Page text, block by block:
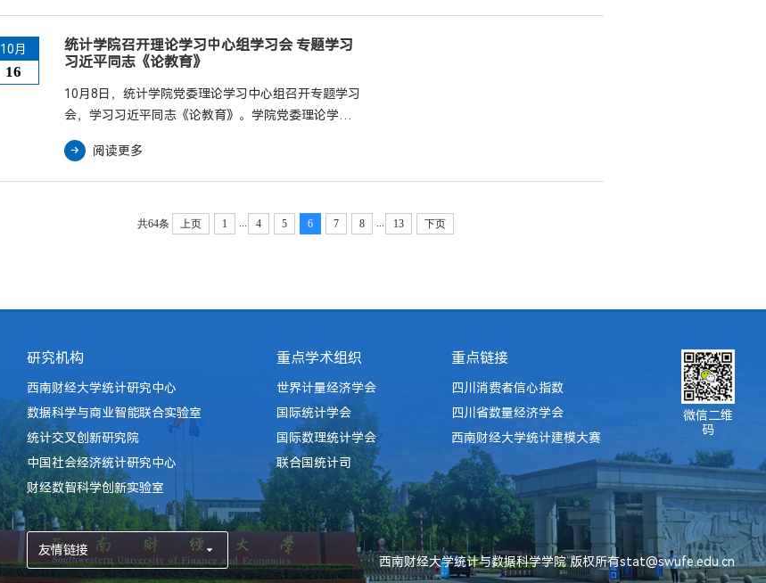
体学员参加了本次会议。首先，邹先云为党员发展对
象作主题为“明确使命，端正入党动机”的党课，他分
别从“党的性质宗旨”“党员具备条件”“党的初心使
定共产主义理想信念，增强责任意识，...
10月
16
统计学院召开理论学习中心组学习会 专题学习
习近平同志《论教育》
10月8日，统计学院党委理论学习中心组召开专题学习
会，学习习近平同志《论教育》。学院党委理论学习
发言。会议指出，习近平同志《论教育》在全国教育
大会胜利召开之际出版发行，具有特殊重要意义。我
彻习近平总书记重要讲话和全国教育大会精神，深刻
阅读更多
共64条 上页 1 4 5 6 7 8 13 下页
研究机构
西南财经大学统计研究中心
数据科学与商业智能联合实验室
统计交叉创新研究院
中国社会经济统计研究中心
财经数智科学创新实验室
重点学术组织
世界计量经济学会
国际统计学会
国际数理统计学会
联合国统计司
重点链接
四川消费者信心指数
四川省数量经济学会
西南财经大学统计建模大赛
微信二维
码
友情链接
西南财经大学统计与数据科学学院 版权所有stat@swufe.edu.cn